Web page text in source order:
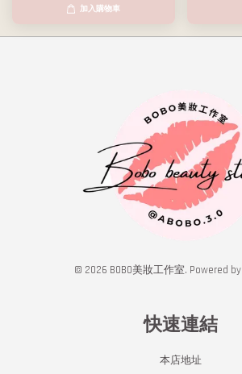
加入購物車
© 2026 BOBO美妝工作室. Powered by
快速連結
本店地址